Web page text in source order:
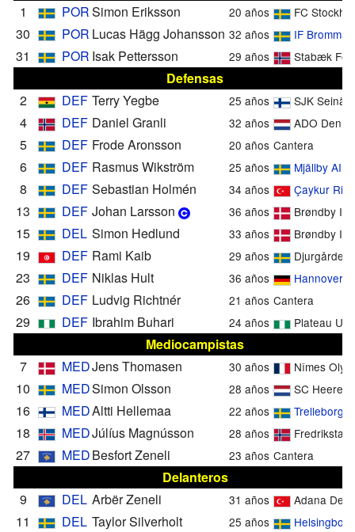
1
PORSimon Eriksson 20 años FC
30 POR Lucas Hägg Johansson 32 años IF
31 POR Isak Pettersson 29 años Stabæk
Defensas
2
DEF Terry Yegbe 25 años SJK
4 DEF Daniel Granli 32 años ADO Den
5 DEF Frode Aronsson 20 años Cantera
6 DEF Rasmus Wikström 25 años Mjällby AIF
8 DEF Sebastian Holmén 34 años Çaykur
13 DEF Johan Larsson 36 años Brøndby IF
15 DEL Simon Hedlund 33 años Brøndby IF
19 DEF Rami Kaib 29 años
23 DEF Niklas Hult 36 años Hannover
26 DEF Ludvig Richtnér 21 años Cantera
29 DEF Ibrahim Buhari 24 años Plateau
Mediocampistas
7
MEDJens Thomasen 30 años Nîmes
10 MEDSimon Olsson 28 años SC
16 MEDAltti Hellemaa 22 años Trelleborgs
18 MEDJúlíus Magnússon 28 años Fredrikstad
27 MEDBesfort Zeneli 23 años Cantera
Delanteros
9
DEL Arbër Zeneli 31 años Adana
11 DEL Taylor Silverholt 25 años